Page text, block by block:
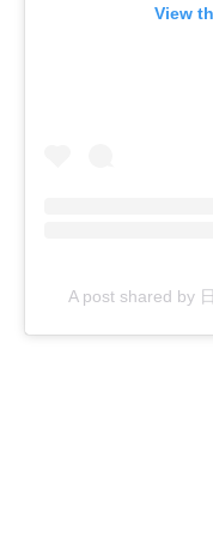
View
A post shared by